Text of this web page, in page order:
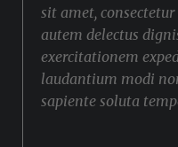
sit amet,
autem delectus
exercitationem
laudantium modi
sapiente soluta